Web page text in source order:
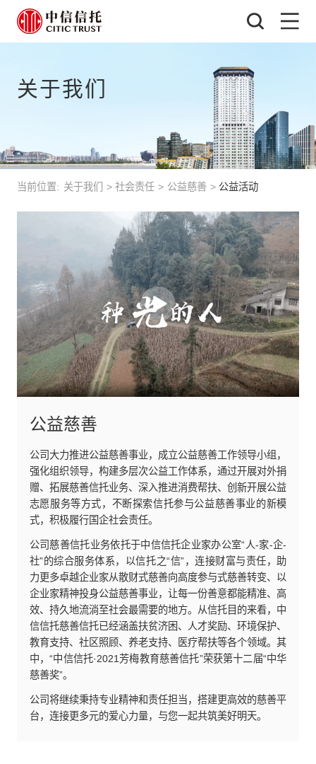
关于我们
当前位置: 关于我们 > 社会责任 > 公益慈善 > 公益活动
公益慈善
公司大力推进公益慈善事业，成立公益慈善工作领导小组，
强化组织领导，构建多层次公益工作体系，通过开展对外捐
赠、拓展慈善信托业务、深入推进消费帮扶、创新开展公益
志愿服务等方式，不断探索信托参与公益慈善事业的新模
式，积极履行国企社会责任。
公司慈善信托业务依托于中信信托企业家办公室“人-家-企-
社”的综合服务体系，以信托之“信”，连接财富与责任，助
力更多卓越企业家从散财式慈善向高度参与式慈善转变、以
企业家精神投身公益慈善事业，让每一份善意都能精准、高
效、持久地流淌至社会最需要的地方。从信托目的来看，中
信信托慈善信托已经涵盖扶贫济困、人才奖励、环境保护、
教育支持、社区照顾、养老支持、医疗帮扶等各个领域。其
中，“中信信托·2021芳梅教育慈善信托”荣获第十二届“中华
慈善奖”。
公司将继续秉持专业精神和责任担当，搭建更高效的慈善平
台，连接更多元的爱心力量，与您一起共筑美好明天。